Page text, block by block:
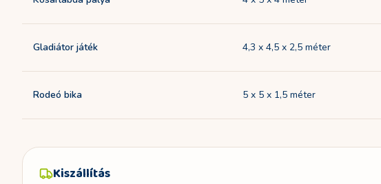
Gladiátor játék 4,3 x 4,5 x 2,5 méter
Rodeó bika 5 x 5 x 1,5 méter
Kiszállítás